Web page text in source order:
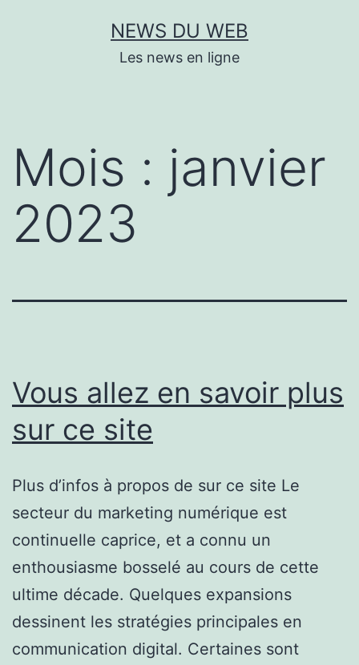
NEWS DU WEB
Les news en ligne
Mois : janvier
2023
Vous allez en savoir plus
sur ce site
Plus d’infos à propos de sur ce site Le
secteur du marketing numérique est
continuelle caprice, et a connu un
enthousiasme bosselé au cours de cette
ultime décade. Quelques expansions
dessinent les stratégies principales en
communication digital. Certaines sont